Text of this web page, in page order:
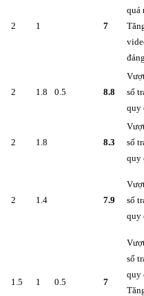
2 1 7
quá
2 1.8 0.5 8.8
số
quy
2 1.8 8.3
số
quy
2 1.4 7.9
số
quy
1.5 1 0.5 7
số
quy